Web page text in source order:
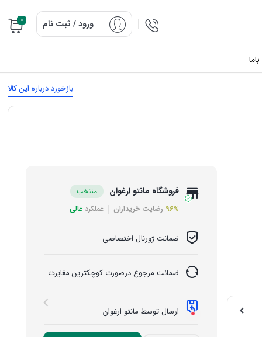
ورود / ثبت نام 0
بازخورد درباره این کالا
فروشگاه مانتو ارغوان
منتخب
96% رضایت خریداران عملکرد عالی
ضمانت ژورنال اختصاصی
ضمانت مرجوع درصورت کوچکترین مغایرت
ارسال توسط مانتو ارغوان